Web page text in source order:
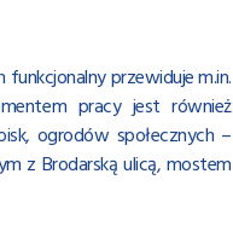
przewiduje m.in.
pracy jest również
ogrodów społecznych –
z Brodarską ulicą, mostem